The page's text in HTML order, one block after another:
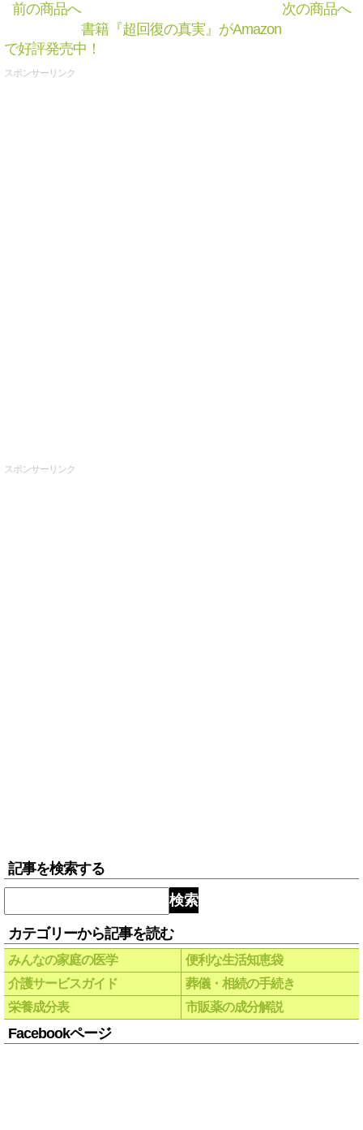
前の商品へ
次の商品へ
書籍『超回復の真実』がAmazon
で好評発売中！
スポンサーリンク
スポンサーリンク
記事を検索する
検索
カテゴリーから記事を読む
みんなの家庭の医学
便利な生活知恵袋
介護サービスガイド
葬儀・相続の手続き
栄養成分表
市販薬の成分解説
Facebookページ